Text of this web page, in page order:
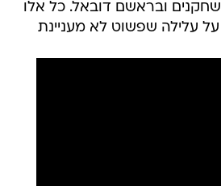
ובראשם דובאל. כל אלו
עלילה שפשוט לא מעניינת